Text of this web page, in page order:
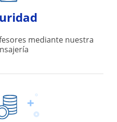
mediante nuestra